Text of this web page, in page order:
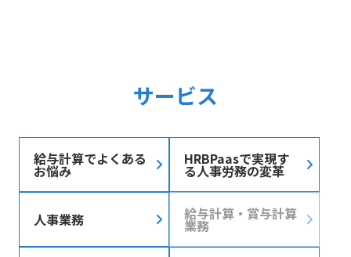
サービス
給与計算でよくある
お悩み
HRBPaasで実現す
る人事労務の変革
人事業務 給与計算・賞与計算
業務